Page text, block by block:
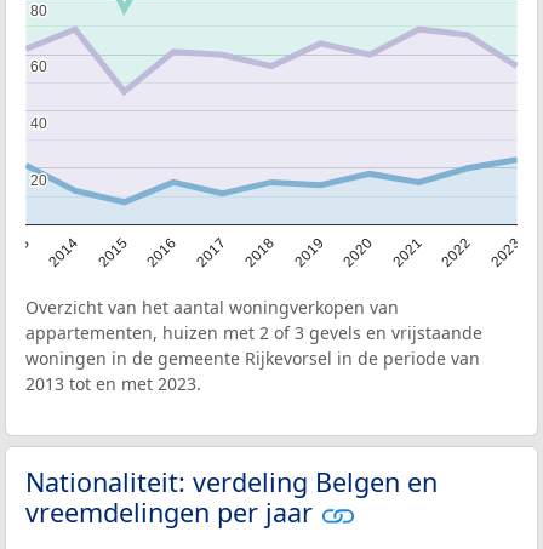
2014 2015 2016 2017 2018 2019 2020 2021 2022 2023
20
20
40
40
60
60
80
80
Overzicht van het aantal woningverkopen van
appartementen, huizen met 2 of 3 gevels en vrijstaande
woningen in de gemeente Rijkevorsel in de periode van
2013 tot en met 2023.
Nationaliteit: verdeling Belgen en
vreemdelingen per jaar